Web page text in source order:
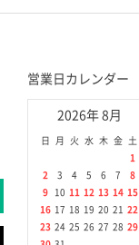
営業日カレンダー
2026年 8月
日 月 火 水 木 金
土
1
2
3 4 5 6 7
8
9
10 11 12 13 14 15
16 17 18 19 20 21
22
23 24 25 26 27 28 29